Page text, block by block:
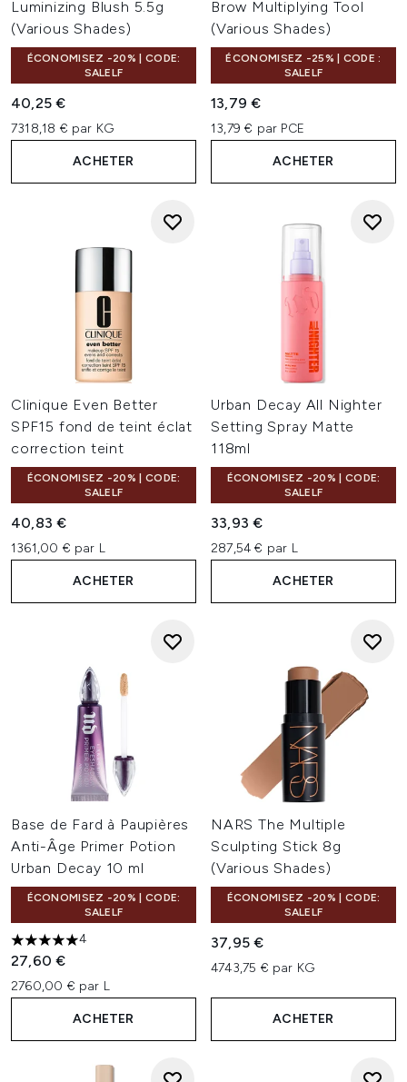
Luminizing Blush 5.5g
(Various Shades)
ÉCONOMISEZ -20% | CODE:
SALELF
40,25 €
7318,18 € par KG
ACHETER
Brow Multiplying Tool
(Various Shades)
ÉCONOMISEZ -25% | CODE :
SALELF
13,79 €
13,79 € par PCE
ACHETER
Clinique Even Better
SPF15 fond de teint éclat
correction teint
ÉCONOMISEZ -20% | CODE:
SALELF
40,83 €
1361,00 € par L
ACHETER
Urban Decay All Nighter
Setting Spray Matte
118ml
ÉCONOMISEZ -20% | CODE:
SALELF
33,93 €
287,54 € par L
ACHETER
Base de Fard à Paupières
Anti-Âge Primer Potion
Urban Decay 10 ml
ÉCONOMISEZ -20% | CODE:
SALELF
5 étoiles sur un maximum de 5
4
27,60 €
2760,00 € par L
ACHETER
NARS The Multiple
Sculpting Stick 8g
(Various Shades)
ÉCONOMISEZ -20% | CODE:
SALELF
37,95 €
4743,75 € par KG
ACHETER